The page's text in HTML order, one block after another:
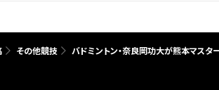
その他競技 バドミントン・奈良岡功大が熊本マスタ